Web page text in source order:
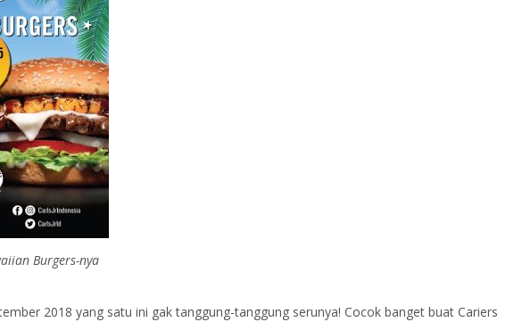
Burgers-nya
2018 yang satu ini gak tanggung-tanggung serunya! Cocok banget buat Cariers